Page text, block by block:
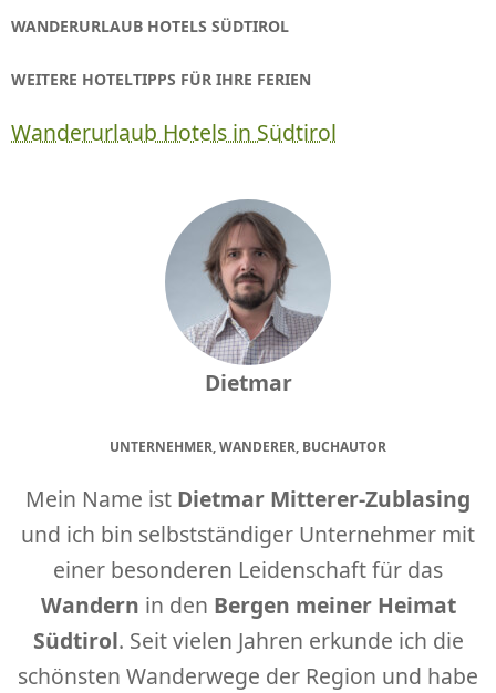
WANDERURLAUB HOTELS SÜDTIROL
WEITERE HOTELTIPPS FÜR IHRE FERIEN
Wanderurlaub Hotels in Südtirol
Dietmar
UNTERNEHMER, WANDERER, BUCHAUTOR
Mein Name ist Dietmar Mitterer-Zublasing
und ich bin selbstständiger Unternehmer mit
einer besonderen Leidenschaft für das
Wandern in den Bergen meiner Heimat
Südtirol. Seit vielen Jahren erkunde ich die
schönsten Wanderwege der Region und habe